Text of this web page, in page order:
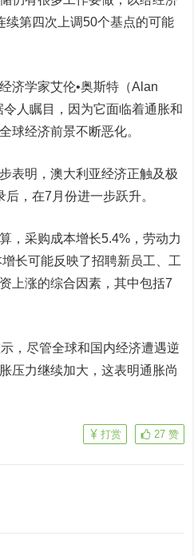
续第四次上调50个基点的可能
学家艾伦•奥斯特（Alan
人瞩目，因为它面临着通胀和
球经济前景不断恶化。
明，澳大利亚经济正触及极
，在7月份进一步跃升。
采购成本增长5.4%，劳动力
长可能反映了招聘新员工、工
上涨的综合因素，其中包括7
尽管全球和国内经济遭遇逆
压力继续加大，这表明通胀尚
27 赞
打赏